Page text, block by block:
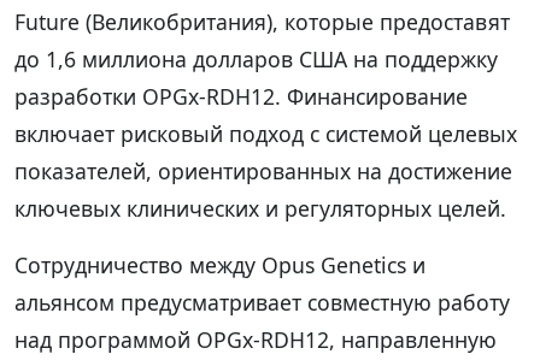
Future (Великобритания), которые предоставят
до 1,6 миллиона долларов США на поддержку
разработки OPGx-RDH12. Финансирование
включает рисковый подход с системой целевых
показателей, ориентированных на достижение
ключевых клинических и регуляторных целей.
Сотрудничество между Opus Genetics и
альянсом предусматривает совместную работу
над программой OPGx-RDH12, направленную